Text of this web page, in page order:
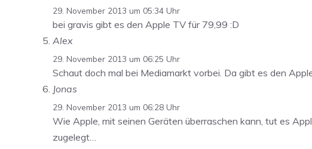
29. November 2013 um 05:34 Uhr
bei gravis gibt es den Apple TV für 79,99 :D
Alex
29. November 2013 um 06:25 Uhr
Schaut doch mal bei Mediamarkt vorbei. Da gibt es den
Jonas
29. November 2013 um 06:28 Uhr
Wie Apple, mit seinen Geräten überraschen kann, tut es
zugelegt…